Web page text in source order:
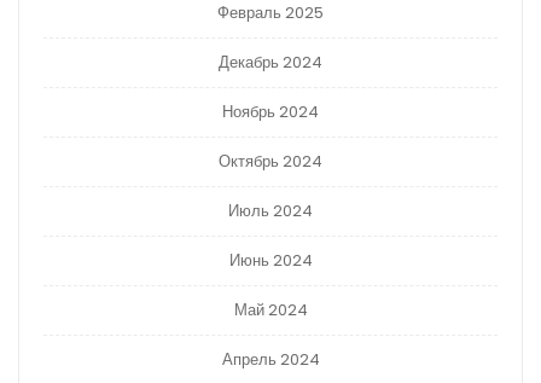
Февраль 2025
Декабрь 2024
Ноябрь 2024
Октябрь 2024
Июль 2024
Июнь 2024
Май 2024
Апрель 2024